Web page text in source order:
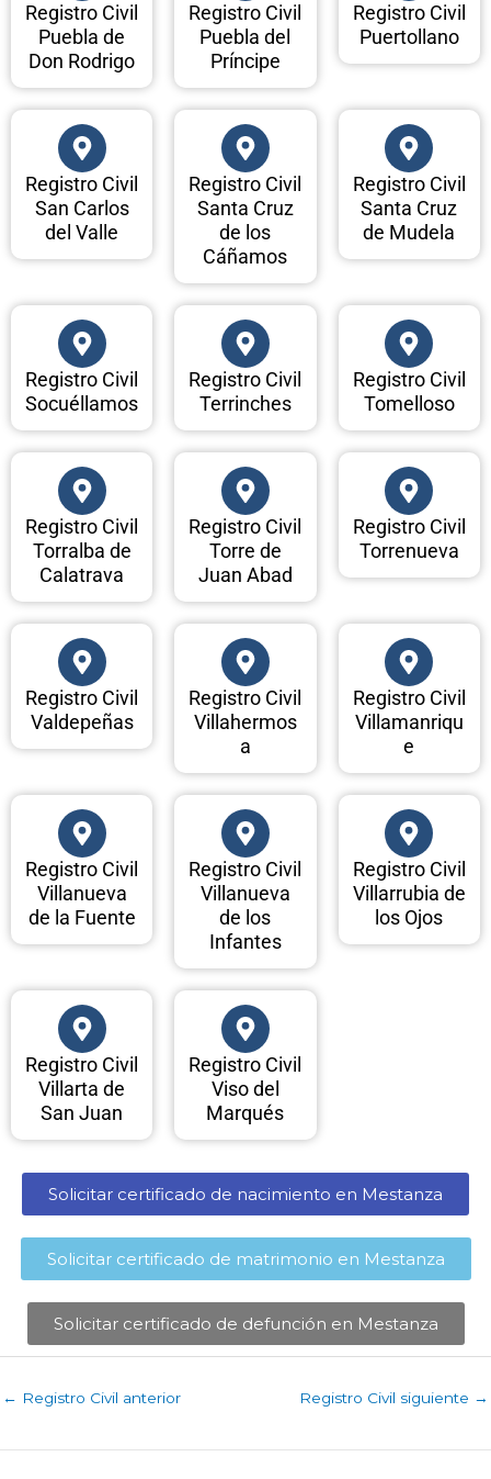
Registro Civil
Puebla de
Don Rodrigo
Registro Civil
Puebla del
Príncipe
Registro Civil
Puertollano
Registro Civil
San Carlos
del Valle
Registro Civil
Santa Cruz
de los
Cáñamos
Registro Civil
Santa Cruz
de Mudela
Registro Civil
Socuéllamos
Registro Civil
Terrinches
Registro Civil
Tomelloso
Registro Civil
Torralba de
Calatrava
Registro Civil
Torre de
Juan Abad
Registro Civil
Torrenueva
Registro Civil
Valdepeñas
Registro Civil
Villahermos
a
Registro Civil
Villamanriqu
e
Registro Civil
Villanueva
de la Fuente
Registro Civil
Villanueva
de los
Infantes
Registro Civil
Villarrubia de
los Ojos
Registro Civil
Villarta de
San Juan
Registro Civil
Viso del
Marqués
Solicitar certificado de nacimiento en Mestanza​
Solicitar certificado de matrimonio en Mestanza​
Solicitar certificado de defunción en Mestanza​
← Registro Civil anterior Registro Civil siguiente →